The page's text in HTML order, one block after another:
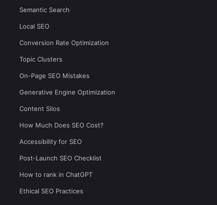
Semantic Search
Local SEO
Conversion Rate Optimization
Topic Clusters
On-Page SEO Mistakes
Generative Engine Optimization
Content Silos
How Much Does SEO Cost?
Accessibility for SEO
Post-Launch SEO Checklist
How to rank in ChatGPT
Ethical SEO Practices